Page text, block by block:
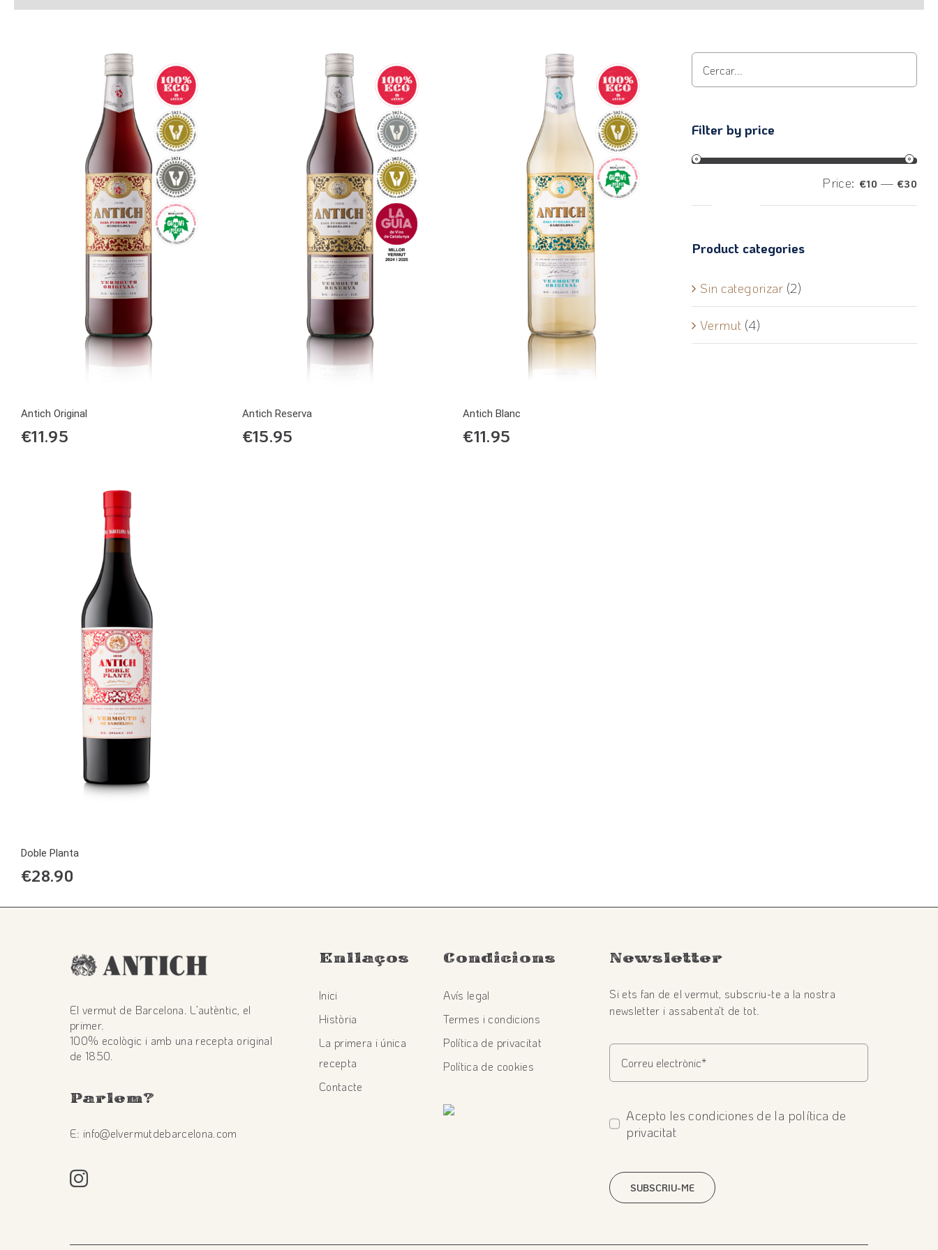
Antich Original
€11.95
Antich Reserva
€15.95
Antich Blanc
€11.95
Doble Planta
€28.90
Filter by price
Price: €10 — €30
Product categories
Sin categorizar (2)
Vermut (4)
El vermut de Barcelona. L’autèntic, el
primer.
100% ecològic i amb una recepta original
de 1850.
Parlem?
E: info@elvermutdebarcelona.com
Enllaços
Inici
Història
La primera i única
recepta
Contacte
Condicions
Avís legal
Termes i condicions
Política de privacitat
Política de cookies
Newsletter
Si ets fan de el vermut, subscriu-te a la nostra
newsletter i assabenta’t de tot.
Acepto les condiciones de la política de
privacitat
SUBSCRIU-ME